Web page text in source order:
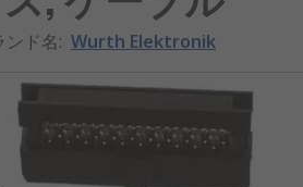
ド名: Wurth Elektronik